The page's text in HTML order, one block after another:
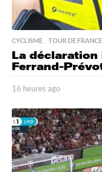
CYCLISME ,TOUR DE FRANCE
La
Ferrand-
16 heures ago
h
e
u
r
e
s